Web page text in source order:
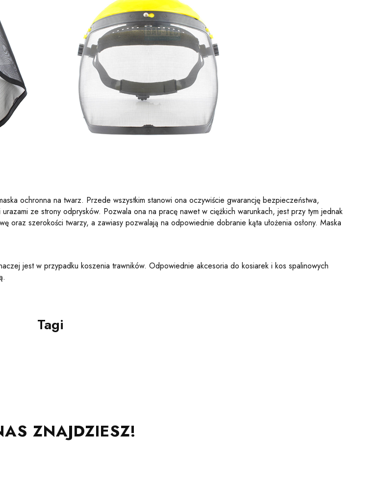
ochronna na twarz. Przede wszystkim stanowi ona oczywiście gwarancję bezpieczeństwa,
ze strony odprysków. Pozwala ona na pracę nawet w ciężkich warunkach, jest przy tym jednak
oraz szerokości twarzy, a zawiasy pozwalają na odpowiednie dobranie kąta ułożenia osłony. Maska
jest w przypadku koszenia trawników. Odpowiednie akcesoria do kosiarek i kos spalinowych
Tagi
ZNAJDZIESZ!